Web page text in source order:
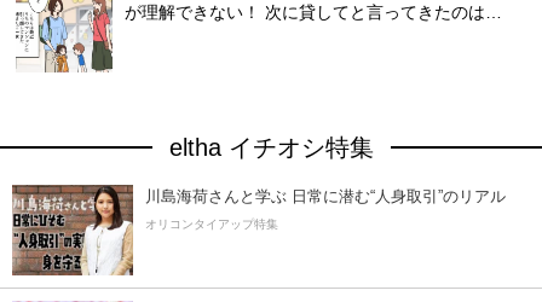
が理解できない！ 次に貸してと言ってきたのは…
eltha イチオシ特集
川島海荷さんと学ぶ 日常に潜む“人身取引”のリアル
オリコンタイアップ特集